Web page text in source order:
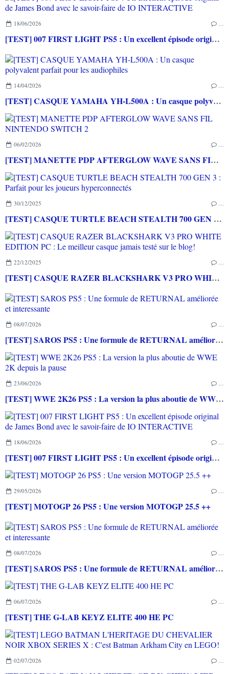
18/06/2026 …
[TEST] 007 FIRST LIGHT PS5 : Un excellent épisode original de James Bond avec le savoir-faire de IO INTERACTIVE
14/04/2026 …
[TEST] CASQUE YAMAHA YH-L500A : Un casque polyvalent parfait pour les audiophiles
06/02/2026 …
[TEST] MANETTE PDP AFTERGLOW WAVE SANS FIL NINTENDO SWITCH 2
30/12/2025 …
[TEST] CASQUE TURTLE BEACH STEALTH 700 GEN 3 : Parfait pour les joueurs hyperconnectés
22/12/2025 …
[TEST] CASQUE RAZER BLACKSHARK V3 PRO WHITE EDITION PC : Le meilleur casque jamais testé sur le blog!
08/07/2026 …
[TEST] SAROS PS5 : Une formule de RETURNAL améliorée et interessante
23/06/2026 …
[TEST] WWE 2K26 PS5 : La version la plus aboutie de WWE 2K depuis la pause
18/06/2026 …
[TEST] 007 FIRST LIGHT PS5 : Un excellent épisode original de James Bond avec le savoir-faire de IO INTERACTIVE
29/05/2026 …
[TEST] MOTOGP 26 PS5 : Une version MOTOGP 25.5 ++
08/07/2026 …
[TEST] SAROS PS5 : Une formule de RETURNAL améliorée et interessante
06/07/2026 …
[TEST] THE G-LAB KEYZ ELITE 400 HE PC
02/07/2026 …